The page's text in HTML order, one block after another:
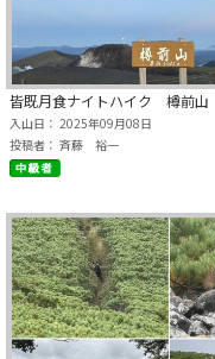
皆既月食ナイトハイク 樽前山
入山日： 2025年09月08日
投稿者： 斉藤 裕一